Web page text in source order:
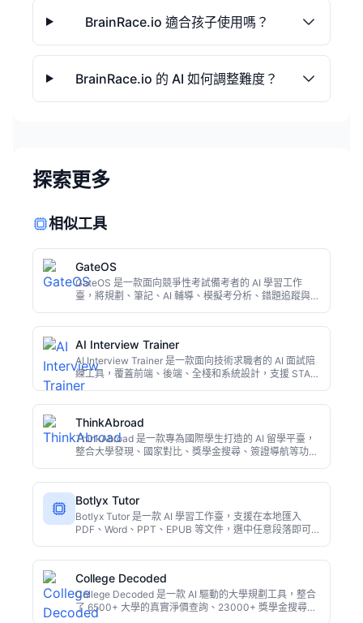
BrainRace.io 適合孩子使用嗎？
BrainRace.io 的 AI 如何調整難度？
探索更多
相似工具
GateOS
GateOS 是一款面向競爭性考試備考者的 AI 學習工作
臺，將規劃、筆記、AI 輔導、模擬考分析、錯題追蹤與複
AI Interview Trainer
AI Interview Trainer 是一款面向技術求職者的 AI 面試陪
練工具，覆蓋前端、後端、全棧和系統設計，支援 STAR
行為面試法，提供即時評分、語音作答與進度追蹤，免費
ThinkAbroad
ThinkAbroad 是一款專為國際學生打造的 AI 留學平臺，
整合大學發現、國家對比、獎學金搜尋、簽證導航等功
Botlyx Tutor
Botlyx Tutor 是一款 AI 學習工作臺，支援在本地匯入
PDF、Word、PPT、EPUB 等文件，選中任意段落即可
College Decoded
College Decoded 是一款 AI 驅動的大學規劃工具，整合
了 6500+ 大學的真實淨價查詢、23000+ 獎學金搜尋、
AP/CLEP 學分優化、SAT/ACT 備考、職業探索和 AI 諮